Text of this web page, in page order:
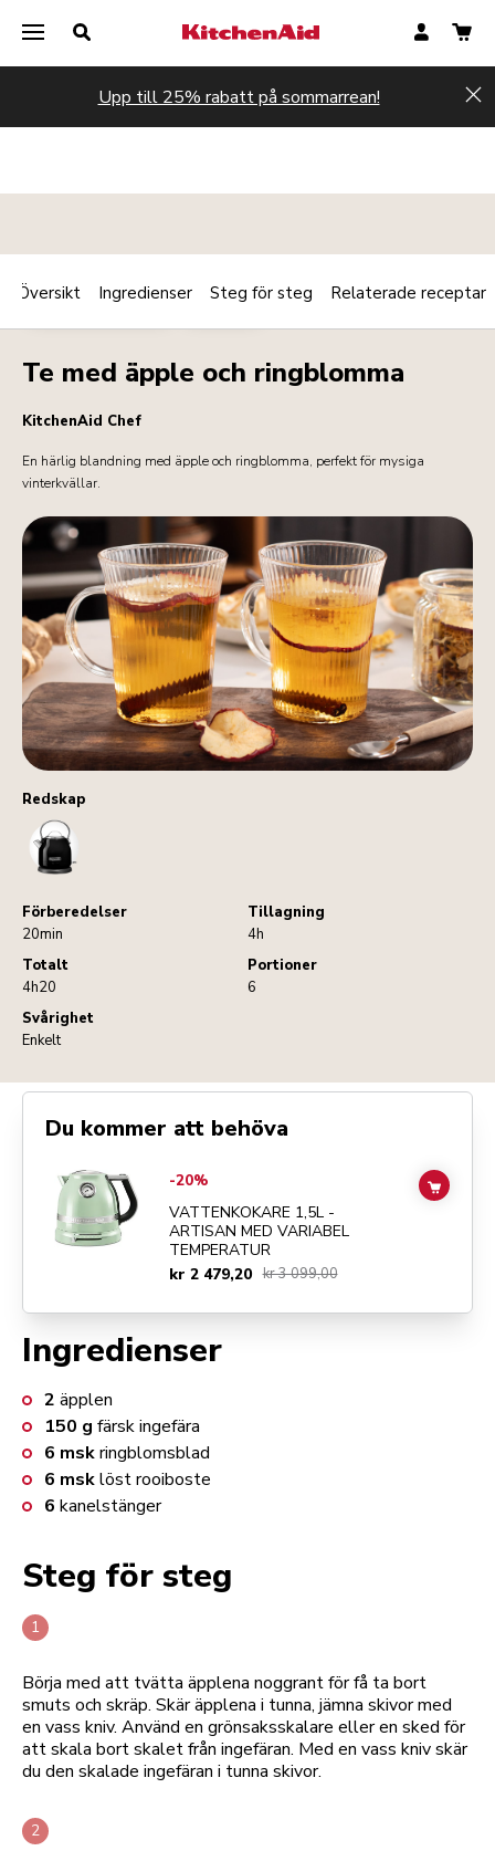
Upp till 25% rabatt på sommarrean!
Redskap
Kettle
Förberedelser
20min
Tillagning
4h
Totalt
4h20
Portioner
6
Svårighet
Enkelt
FRUKOST/BRUNCH DRYCKER Print
Share
Te med äpple och ringblomma
KitchenAid Chef
En härlig blandning med äpple och ringblomma, perfekt för mysiga
vinterkvällar.
Översikt Ingredienser Steg för steg Relaterade receptar
Ingredienser
2 äpplen
150 g färsk ingefära
6 mskringblomsblad
6 msklöst rooiboste
6 kanelstänger
Steg för steg
Börja med att tvätta äpplena noggrant för få ta bort
smuts och skräp. Skär äpplena i tunna, jämna skivor med
en vass kniv. Använd en grönsaksskalare eller en sked för
att skala bort skalet från ingefäran. Med en vass kniv skär
du den skalade ingefäran i tunna skivor.
Du kommer att behöva
Go toVattenkokare 1,5L - Artisan med variabel temperaturdetails
-20%
VATTENKOKARE 1,5L -
ARTISAN MED VARIABEL
TEMPERATUR
kr 2 479,20 kr 3 099,00
ADD